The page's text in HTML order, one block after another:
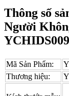
Thông số
Người
YCHIDS009
Mã Sản Phẩm:
Thương hiệu: